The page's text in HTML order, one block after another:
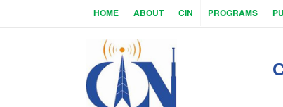
HOME ABOUT CIN PROGRAMS